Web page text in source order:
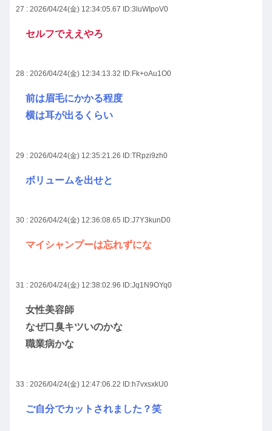
27 : 2026/04/24(金) 12:34:05.67 ID:3luWIpoV0
セルフでええやろ
28 : 2026/04/24(金) 12:34:13.32 ID:Fk+oAu1O0
前は眉毛にかかる程度
横は耳が出るくらい
29 : 2026/04/24(金) 12:35:21.26 ID:TRpzi9zh0
ボリュームを出せと
30 : 2026/04/24(金) 12:36:08.65 ID:J7Y3kunD0
マイシャンプーは忘れずにな
31 : 2026/04/24(金) 12:38:02.96 ID:Jq1N9OYq0
女性美容師
なぜ口臭キツいのかな
職業病かな
33 : 2026/04/24(金) 12:47:06.22 ID:h7vxsxkU0
ご自分でカットされました？笑